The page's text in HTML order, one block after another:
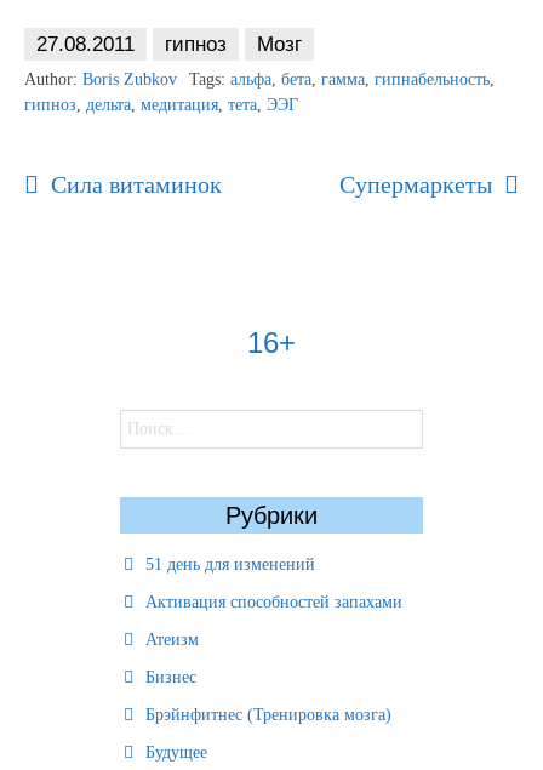
27.08.2011 гипноз Мозг
Author: Boris Zubkov Tags: альфа бета гамма гипнабельность
гипноз
дельта медитация тета ЭЭГ
PostСила витаминок Супермаркеты
16+
Найти:
Рубрики
51 день для изменений
Активация способностей запахами
Атеизм
Бизнес
Брэйнфитнес (Тренировка мозга)
Будущее